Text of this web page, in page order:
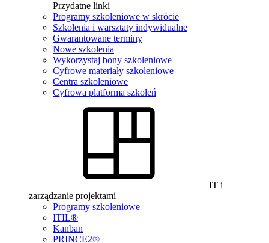
Przydatne linki
Programy szkoleniowe w skrócie
Szkolenia i warsztaty indywidualne
Gwarantowane terminy
Nowe szkolenia
Wykorzystaj bony szkoleniowe
Cyfrowe materiały szkoleniowe
Centra szkoleniowe
Cyfrowa platforma szkoleń
IT i
zarządzanie projektami
Programy szkoleniowe
ITIL®
Kanban
PRINCE2®